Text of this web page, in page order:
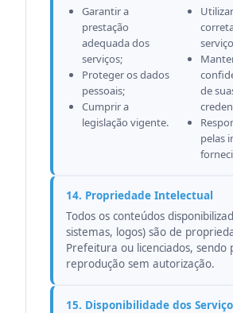
Garantir a
prestação
adequada dos
serviços;
Proteger os dados
pessoais;
Cumprir a
legislação vigente.
Utilizar
de
pelas
14. Propriedade Intelectual
Todos os conteúdos
sistemas, logos) são de
Prefeitura ou licenciados, sendo
reprodução sem autorização.
15. Disponibilidade dos